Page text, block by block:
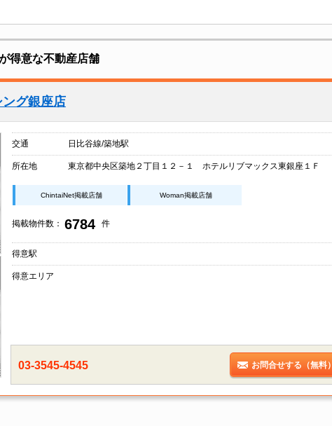
得意な不動産店舗
グ銀座店
交通 日比谷線/築地駅
所在地 東京都中央区築地２丁目１２－１ ホテルリブマックス東銀座１Ｆ
ChintaiNet掲載店舗 Woman掲載店舗
掲載物件数： 6784 件
得意駅
得意エリア
03-3545-4545 お問合せする（無料）